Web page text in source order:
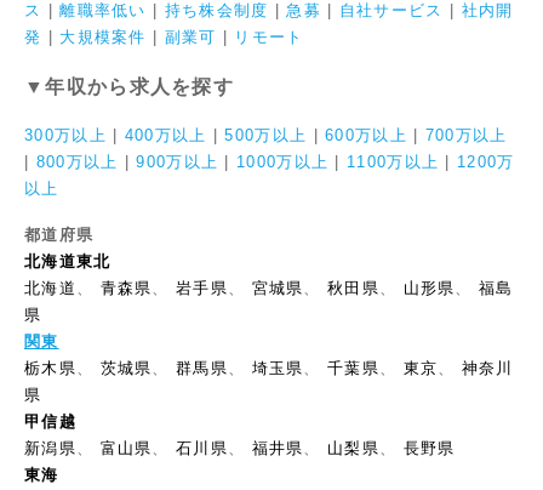
ス
|離職率低い 持ち株会制度 |急募 自社サービス
社内開
発
大規模案件 副業可 リモート
▼年収から求人を探す
300万以上 400万以上 |500万以上 |600万以上
700万以上
800万以上 |900万以上 1000万以上 1100万以上
1200万
以上
都道府県
北海道東北
北海道
青森県 、岩手県 宮城県 、秋田県 山形県 、福島
県
関東
栃木県
茨城県 、群馬県 埼玉県 、千葉県 東京
神奈川
県
甲信越
新潟県
富山県 、石川県 福井県 山梨県
長野県
東海